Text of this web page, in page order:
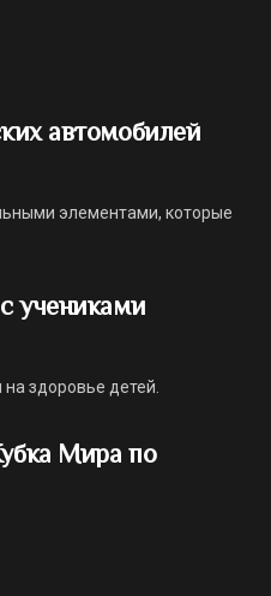
автомобилей
элементами, которые
учениками
здоровье детей.
Мира по